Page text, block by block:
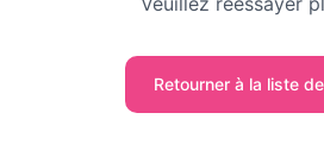
Retourner à la liste